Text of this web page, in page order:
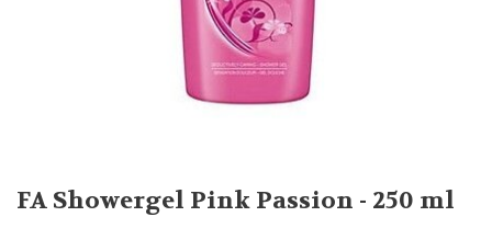
FA Showergel Pink Passion - 250 ml